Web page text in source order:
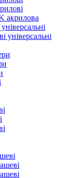
акрилова
універсальні